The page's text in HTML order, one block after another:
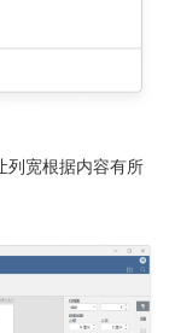
列宽根据内容有所